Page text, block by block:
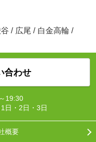
/ 広尾 / 白金高輪 /
合わせ
19:30
日・2日・3日
概要